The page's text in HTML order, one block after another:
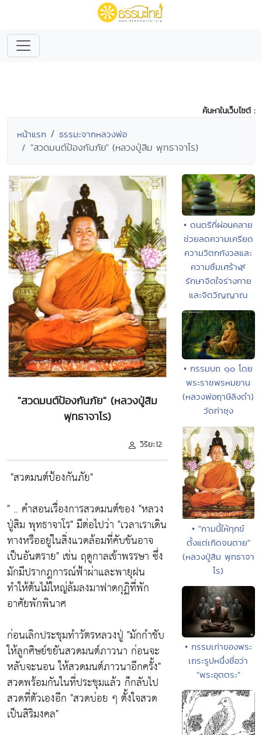
ค้นหาในเว็บไซต์ :
หน้าแรก ธรรมะจากหลวงพ่อ
"สวดมนต์ป้องกันภัย" (หลวงปู่สิม พุทธาจาโร)
"สวดมนต์ป้องกันภัย" (หลวงปู่สิม
พุทธาจาโร)
วิริยะ12
"สวดมนต์ป้องกันภัย"
" .. คำสอนเรื่องการสวดมนต์ของ "หลวง
ปู่สิม พุทธาจาโร"มีต่อไปว่า "เวลาเราเดิน
ทางหรืออยู่ในสิ่งแวดล้อมที่คับขันอาจ
เป็นอันตราย" เช่น ฤดูกาลเข้าพรรษา ซึ่ง
มักมีปรากฎการณ์ฟ้าผ่าและพายุฝน
ทำให้ต้นไม้ใหญ่ล้มลงมาฟาดกุฏิที่พัก
อาศัยพักพินาศ
ก่อนเลิกประชุมทำวัตรหลวงปู่ "มักกำชับ
ให้ลูกศิษย์ขยันสวดมนต์ภาวนา ก่อนจะ
หลับจะนอน ให้สวดมนต์ภาวนาอีกครั้ง"
สวดพร้อมกันในที่ประชุมแล้ว ก็กลับไป
สวดที่ตัวเองอีก "สวดบ่อย ๆ ตั้งใจสวด
เป็นสิริมงคล"
• ดนตรีที่ผ่อนคลาย
ช่วยลดความเครียด
ความวิตกกังวลและ
ความซึมเศร้า🌿
รักษาจิตใจร่างกาย
และจิตวิญญาณ
• กรรมบถ ๑๐ โดย
พระราชพรหมยาน
(หลวงพ่อฤาษีลิงดำ)
วัดท่าซุง
• "กามนี้ให้ทุกข์
ตั้งแต่เกิดจนตาย"
(หลวงปู่สิม พุทธาจา
โร)
• กรรมเก่าของพระ
เถระรูปหนึ่งชื่อว่า
“พระอุตตระ”